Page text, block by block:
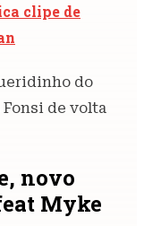
clipe de
do
de volta
novo
Myke